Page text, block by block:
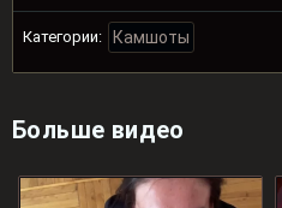
Категории: Камшоты
Больше видео